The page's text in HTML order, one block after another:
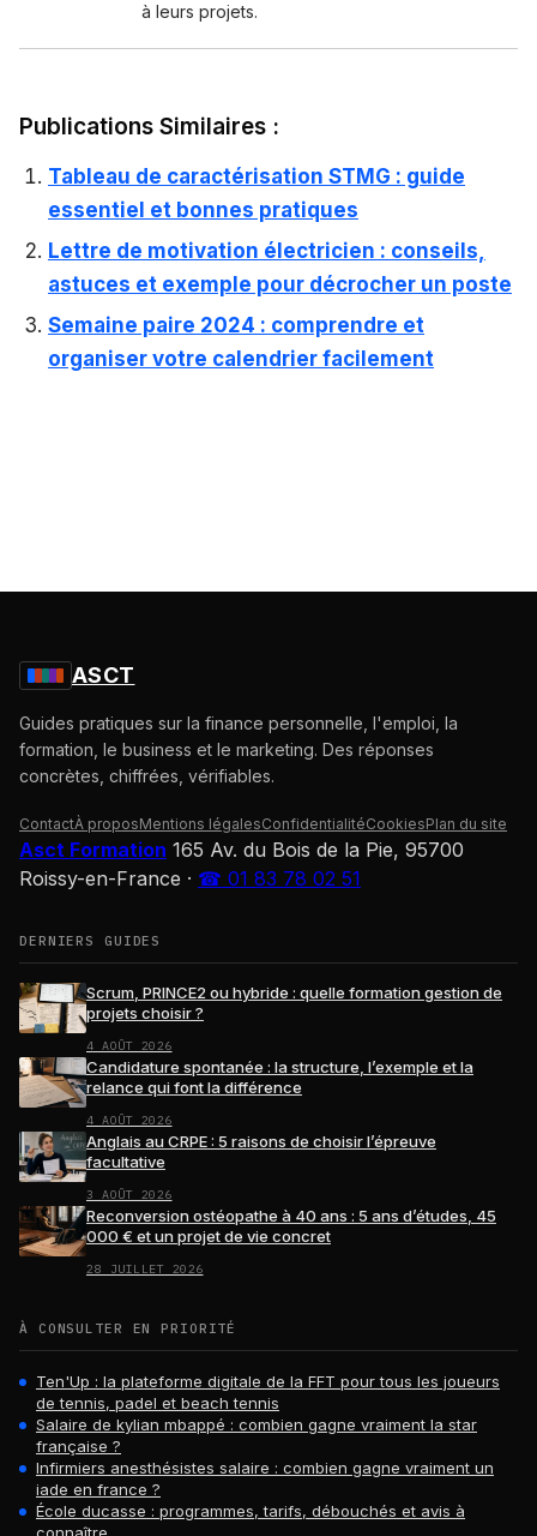
à leurs projets.
Publications Similaires :
Tableau de caractérisation STMG : guide
essentiel et bonnes pratiques
Lettre de motivation électricien : conseils,
astuces et exemple pour décrocher un poste
Semaine paire 2024 : comprendre et
organiser votre calendrier facilement
ASCT
Guides pratiques sur la finance personnelle, l'emploi, la
formation, le business et le marketing. Des réponses
concrètes, chiffrées, vérifiables.
ContactÀ proposMentions légalesConfidentialitéCookiesPlan du site
Asct Formation 165 Av. du Bois de la Pie, 95700
Roissy-en-France · ☎ 01 83 78 02 51
DERNIERS GUIDES
Scrum, PRINCE2 ou hybride : quelle formation gestion de
projets choisir ?
4 AOÛT 2026
Candidature spontanée : la structure, l’exemple et la
relance qui font la différence
4 AOÛT 2026
Anglais au CRPE : 5 raisons de choisir l’épreuve
facultative
3 AOÛT 2026
Reconversion ostéopathe à 40 ans : 5 ans d’études, 45
000 € et un projet de vie concret
28 JUILLET 2026
À CONSULTER EN PRIORITÉ
Ten'Up : la plateforme digitale de la FFT pour tous les joueurs
de tennis, padel et beach tennis
Salaire de kylian mbappé : combien gagne vraiment la star
française ?
Infirmiers anesthésistes salaire : combien gagne vraiment un
iade en france ?
École ducasse : programmes, tarifs, débouchés et avis à